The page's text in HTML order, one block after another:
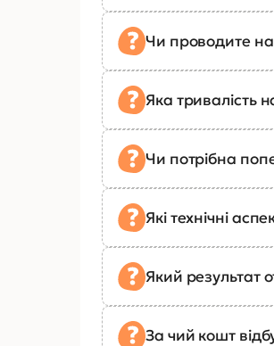
Чи проводите
Яка тривалість
Чи потрібна
Які технічні
Який результат
За чий кошт